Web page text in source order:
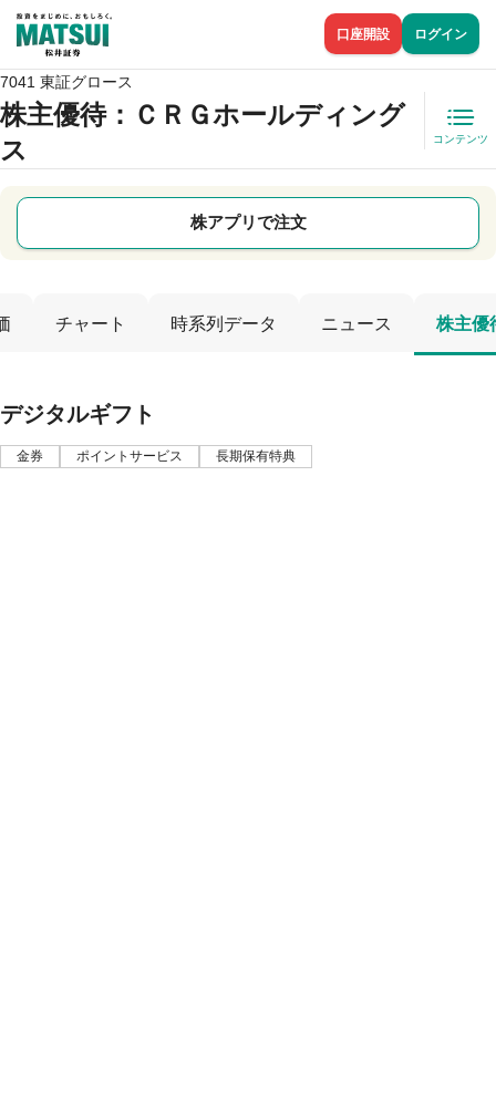
口座開設 ログイン
7041 東証グロース
株主優待：ＣＲＧホールディング
ス
コンテンツ
株アプリで注文
チャート 時系列データ ニュース 株主優
デジタルギフト
金券 ポイントサービス 長期保有特典